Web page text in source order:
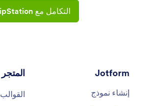
التكامل مع ShipStation
Jotform
إنشاء نموذج
المتجر
القوالب